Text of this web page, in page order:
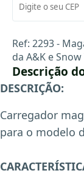
Ref: 2293 -
da A&K e
Descrição
DESCRIÇÃO:
Carregador
para o modelo